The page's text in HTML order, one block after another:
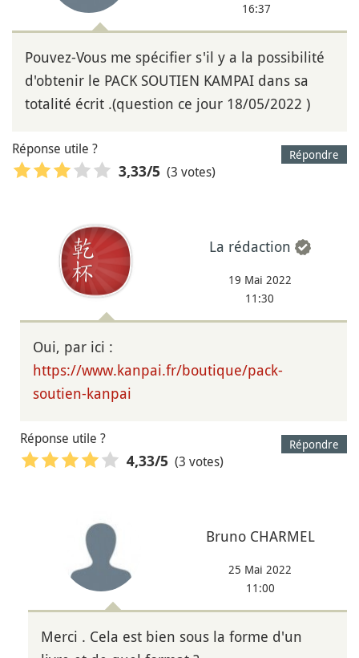
16:37
Pouvez-Vous me spécifier s'il y a la possibilité
d'obtenir le PACK SOUTIEN KAMPAI dans sa
totalité écrit .(question ce jour 18/05/2022 )
Répondre
Réponse utile ?
3,33/5 (3 votes)
La rédaction
19 Mai 2022
11:30
Oui, par ici :
https://www.kanpai.fr/boutique/pack-
soutien-kanpai
Répondre
Réponse utile ?
4,33/5 (3 votes)
Bruno CHARMEL
25 Mai 2022
11:00
Merci . Cela est bien sous la forme d'un